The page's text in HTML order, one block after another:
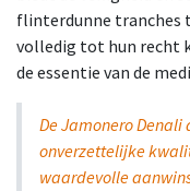
flinterdunne tranches
volledig tot hun recht
de essentie van de
De Jamonero Denali
onverzettelijke
waardevolle